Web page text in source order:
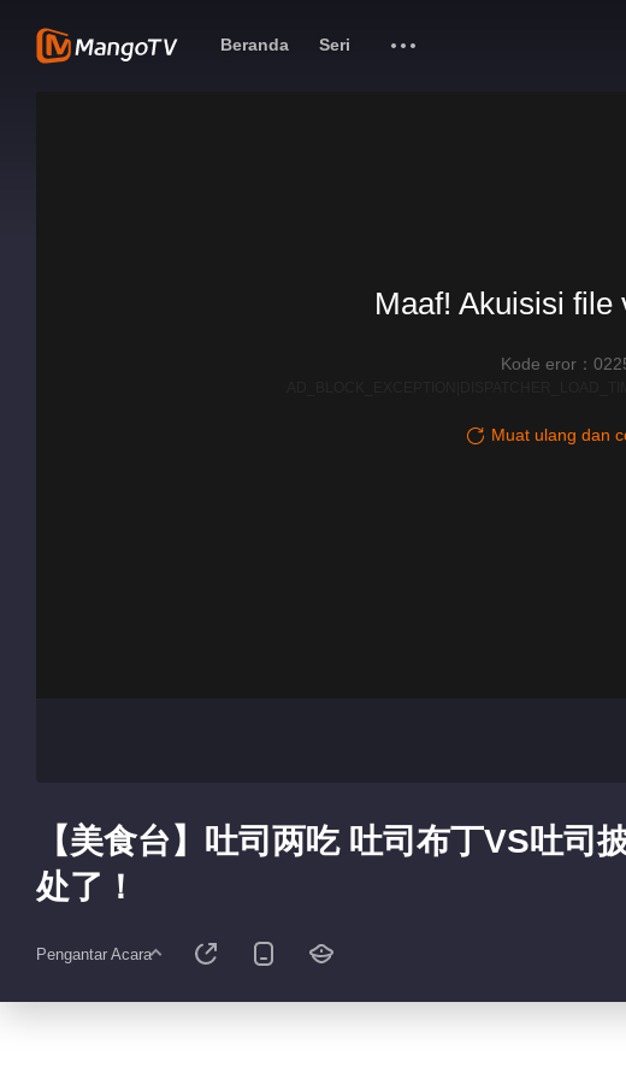
Beranda Seri
Maaf! Akuisisi file
Kode eror：
Muat ulang dan
【美食台】吐司两吃 吐司布丁VS吐司
处了！
Pengantar Acara